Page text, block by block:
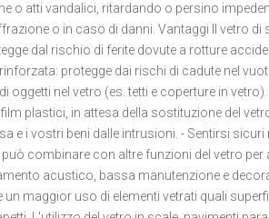
o atti vandalici, ritardando o persino
o in caso di danni. Vantaggi Il vetro di
dal rischio di ferite dovute a rotture
protegge dai rischi di cadute nel
nel vetro (es. tetti e coperture in vetro). -
plastici, in attesa della sostituzione del
e i vostri beni dalle intrusioni. - Sentirsi sicuri
combinare con altre funzioni del vetro per
acustico, bassa manutenzione e
maggior uso di elementi vetrati quali